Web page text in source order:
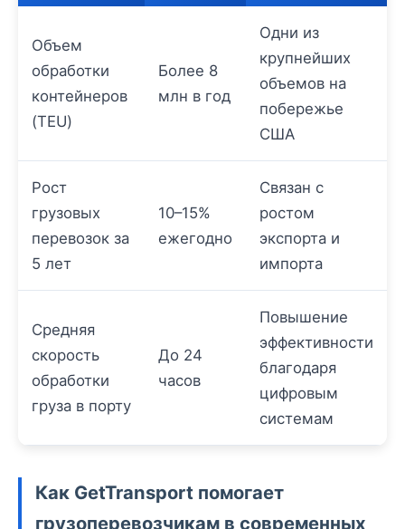
Объем
обработки
контейнеров
(TEU)
Более 8
млн в год
Одни из
крупнейших
объемов на
побережье
США
Рост
грузовых
перевозок за
5 лет
10–15%
ежегодно
Связан с
ростом
экспорта и
импорта
Средняя
скорость
обработки
груза в порту
До 24
часов
Повышение
эффективности
благодаря
цифровым
системам
Как GetTransport помогает
грузоперевозчикам в современных